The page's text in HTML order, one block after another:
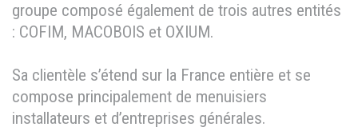
groupe composé également de trois autres entités
: COFIM, MACOBOIS et OXIUM.
Sa clientèle s’étend sur la France entière et se
compose principalement de menuisiers
installateurs et d’entreprises générales.